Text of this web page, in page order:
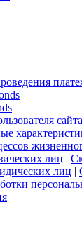
сайта
лиц
лиц